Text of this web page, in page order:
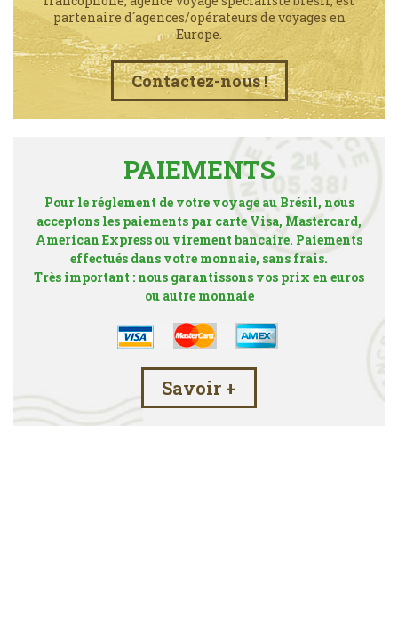
partenaire d´agences/opérateurs de voyages en
Europe.
Contactez-nous !
PAIEMENTS
Pour le réglement de votre voyage au Brésil, nous
acceptons les paiements par carte Visa, Mastercard,
American Express ou virement bancaire. Paiements
effectués dans votre monnaie, sans frais.
Très important : nous garantissons vos prix en euros
ou autre monnaie
Savoir +